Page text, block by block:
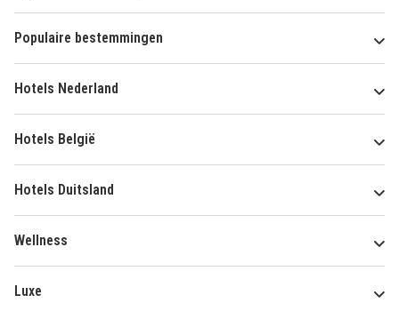
Populaire bestemmingen
Hotels Nederland
Hotels België
Hotels Duitsland
Wellness
Luxe